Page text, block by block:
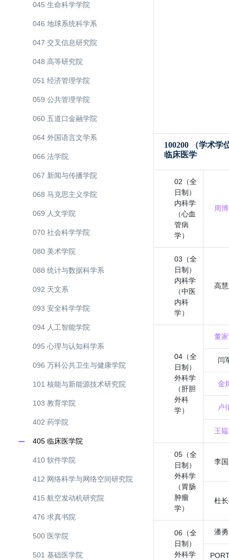
045 生命科学学院
046 地球系统科学系
047 交叉信息研究院
048 高等研究院
051 经济管理学院
059 公共管理学院
060 五道口金融学院
064 外国语言文学系
066 法学院
067 新闻与传播学院
068 马克思主义学院
069 人文学院
070 社会科学学院
080 美术学院
088 统计与数据科学系
092 天文系
093 安全科学学院
094 人工智能学院
095 心理与认知科学系
096 万科公共卫生与健康学院
101 核能与新能源技术研究院
103 教育学院
402 药学院
405 临床医学院
410 软件学院
412 网络科学与网络空间研究院
415 航空发动机研究院
476 求真书院
500 医学院
501 基础医学院
100200 （学术学
临床医学
02（全
日制）
内科学
（心血
管病
学）
周
03（全
日制）
内科学
（中医
内科
学）
高
04（全
日制）
外科学
（肝胆
外科
学）
董
闫
金
卢
王
05（全
日制）
外科学
（胃肠
肿瘤
学）
李
杜
06（全
日制）
外科学
潘